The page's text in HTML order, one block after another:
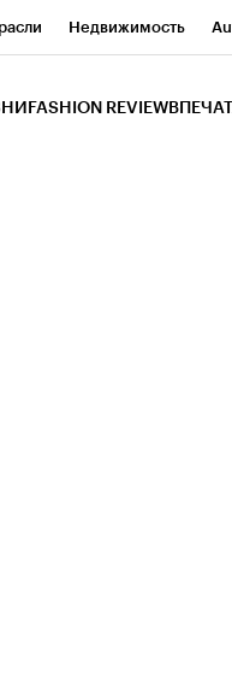
Недвижимость
FASHION REVIEW